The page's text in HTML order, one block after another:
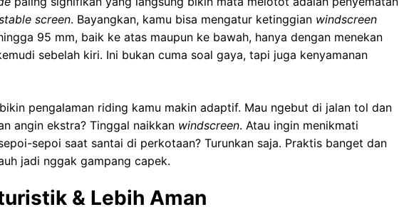
screen. Bayangkan, kamu bisa mengatur ketinggian windscreen
95 mm, baik ke atas maupun ke bawah, hanya dengan menekan
sebelah kiri. Ini bukan cuma soal gaya, tapi juga kenyamanan
pengalaman riding kamu makin adaptif. Mau ngebut di jalan tol dan
angin ekstra? Tinggal naikkan windscreen. Atau ingin menikmati
sepoi saat santai di perkotaan? Turunkan saja. Praktis banget dan
jadi nggak gampang capek.
& Lebih Aman